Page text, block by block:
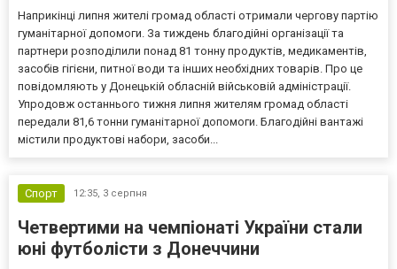
Наприкінці липня жителі громад області отримали чергову партію
гуманітарної допомоги. За тиждень благодійні організації та
партнери розподілили понад 81 тонну продуктів, медикаментів,
засобів гігієни, питної води та інших необхідних товарів. Про це
повідомляють у Донецькій обласній військовій адміністрації.
Упродовж останнього тижня липня жителям громад області
передали 81,6 тонни гуманітарної допомоги. Благодійні вантажі
містили продуктові набори, засоби...
Спорт 12:35, 3 серпня
Четвертими на чемпіонаті України стали
юні футболісти з Донеччини